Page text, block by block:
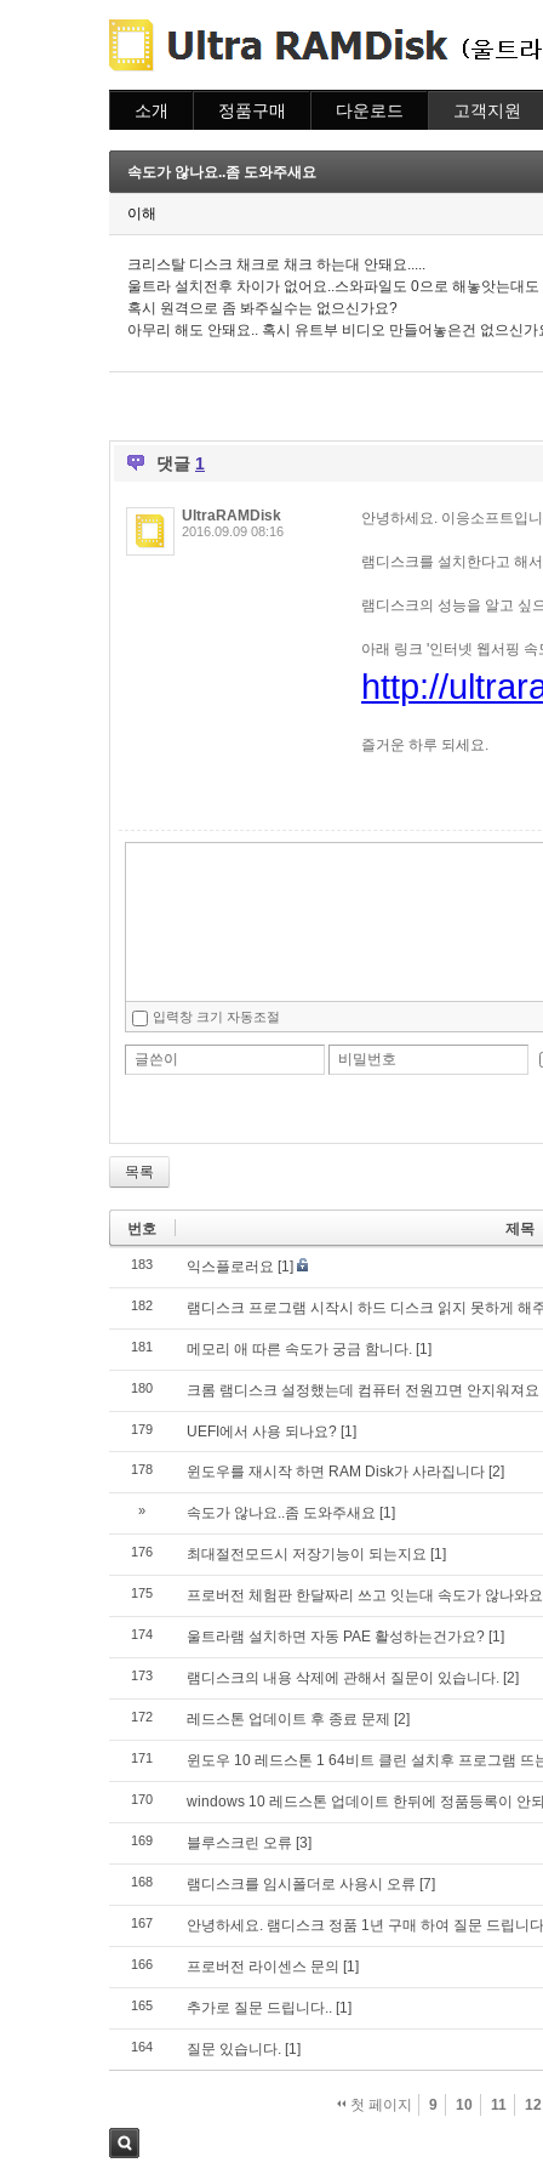
소개 정품구매
주문조회
이용안내
다운로드 고객지원
질문하기
속도가 않나요..좀 도와주새요
이해
크리스탈 디스크 채크로 채크 하는대 안돼요.....
울트라 설치전후 차이가 없어요..스와파일도 0으로 해놓앗는대도
혹시 원격으로 좀 봐주실수는 없으신가요?
아무리 해도 안돼요.. 혹시 유트부 비디오 만들어놓은건 없으신가
댓글 1
UltraRAMDisk
2016.09.09 08:16
안녕하세요. 이응소프트입
램디스크를 설치한다고 해
램디스크의 성능을 알고 싶
아래 링크 '인터넷 웹서핑
http://
즐거운 하루 되세요.
입력창 크기 자동조절
글쓴이 비밀번호
목록
번호 제목
183 익스플로러요 [1]
182 램디스크 프로그램 시작시 하드 디스크 읽지 못하게 해
181 메모리 애 따른 속도가 궁금 함니다. [1]
180 크롬 램디스크 설정했는데 컴퓨터 전원끄면 안지워져요
179 UEFI에서 사용 되나요? [1]
178 윈도우를 재시작 하면 RAM Disk가 사라집니다 [2]
» 속도가 않나요..좀 도와주새요 [1]
176 최대절전모드시 저장기능이 되는지요 [1]
175 프로버전 체험판 한달짜리 쓰고 잇는대 속도가 않나와요
174 울트라램 설치하면 자동 PAE 활성하는건가요? [1]
173 램디스크의 내용 삭제에 관해서 질문이 있습니다. [2]
172 레드스톤 업데이트 후 종료 문제 [2]
171 윈도우 10 레드스톤 1 64비트 클린 설치후 프로그램 뜨
170 windows 10 레드스톤 업데이트 한뒤에 정품등록이 안
169 블루스크린 오류 [3]
168 램디스크를 임시폴더로 사용시 오류 [7]
167 안녕하세요. 램디스크 정품 1년 구매 하여 질문 드립니다
166 프로버전 라이센스 문의 [1]
165 추가로 질문 드립니다.. [1]
164 질문 있습니다. [1]
첫 페이지 9 10 11 12